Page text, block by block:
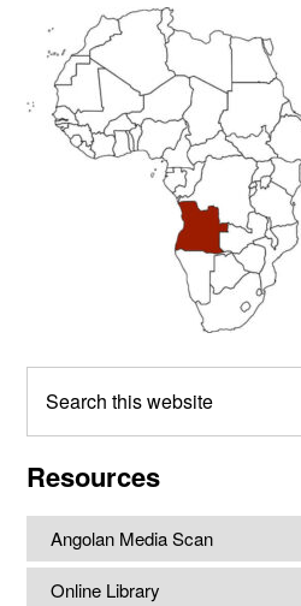
Primary
Sidebar
this
Resources
Angolan Media Scan
Online Library